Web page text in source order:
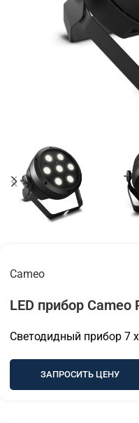
Cameo
LED прибор Cameo
Светодидный прибор 7
ЗАПРОСИТЬ ЦЕНУ